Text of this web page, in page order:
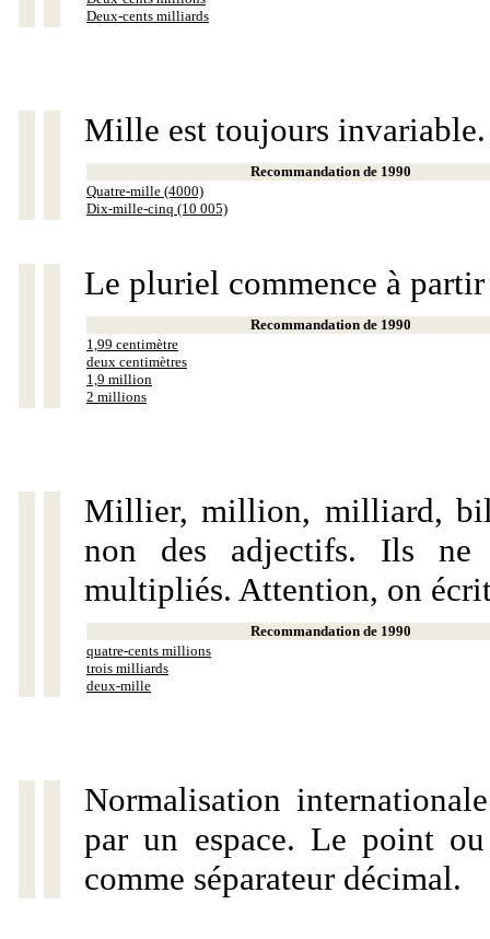
Deux-cents milliards
Mille est toujours invariable.
Recommandation de 1990
Quatre-mille (4000)
Dix-mille-cinq (10 005)
Le pluriel commence à
Recommandation de 1990
1,99 centimètre
deux centimètres
1,9 million
2 millions
Millier, million, milliard,
non des adjectifs. Ils ne
multipliés. Attention, on
Recommandation de 1990
quatre-cents millions
trois milliards
deux-mille
Normalisation
par un espace. Le point
comme séparateur décimal.